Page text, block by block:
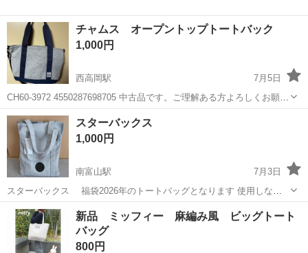
チャムス オープントップトートバック
1,000円
西高岡駅
7月5日
CH60-3972 4550287698705 中古品です。ご理解ある方よろしくお願い
します。 土日で売りきり希望です。 値段相談可。
富山 高岡市 西高岡駅
スターバックス
1,000円
南富山駅
7月3日
スターバックス 福袋2026年のトートバッグとなります 使用しない
ためお譲りします
富山 富山市 南富山駅 スターバックス
新品 ミッフィー 麻編み風 ビッグトート
バッグ
800円